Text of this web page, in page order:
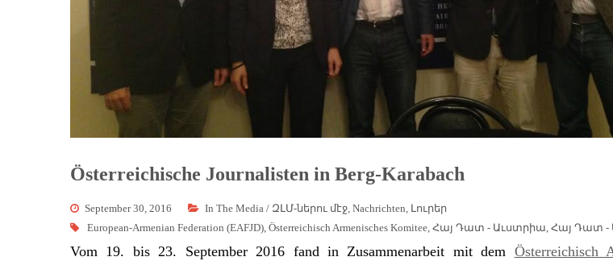
Österreichische Journalisten in Berg-Karabach
September 30, 2016 In The Media / ԶԼՄ-ներու մէջ Nachrichten Լուրեր
European-Armenian Federation (EAFJD) Österreichisch Armenisches Komitee Հայ Դատ - Աւստրիա Հայ Դատ -
Vom 19. bis 23. September 2016 fand in Zusammenarbeit mit dem Österreichisch